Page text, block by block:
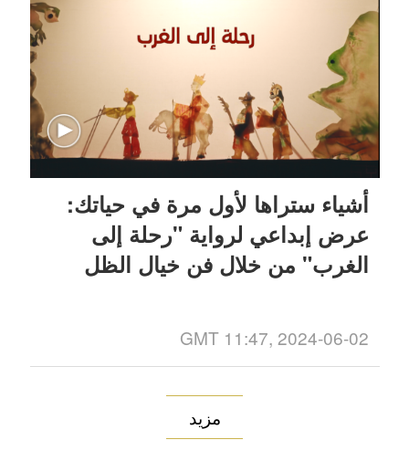
أشياء ستراها لأول مرة في حياتك:
عرض إبداعي لرواية "رحلة إلى
الغرب" من خلال فن خيال الظل
GMT 11:47, 2024-06-02
مزيد